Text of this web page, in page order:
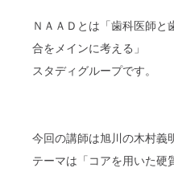
ＮＡＡＤとは「歯科医師と
合をメインに考える」
スタディグループです。
今回の講師は旭川の木村義
テーマは「コアを用いた硬